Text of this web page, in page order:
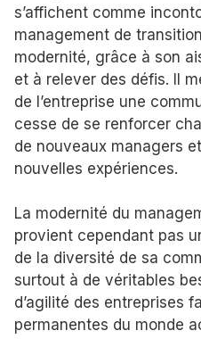
s’affichent comme
management de
modernité, grâce à son
et à relever des défis. Il
de l’entreprise une
cesse de se renforcer
de nouveaux managers
nouvelles expériences.
La modernité du
provient cependant pas
de la diversité de sa
surtout à de véritables
d’agilité des entreprises
permanentes du monde